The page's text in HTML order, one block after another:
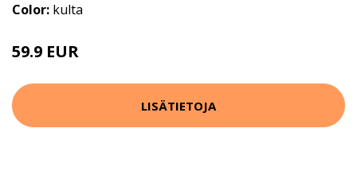
Color: kulta
59.9 EUR
LISÄTIETOJA